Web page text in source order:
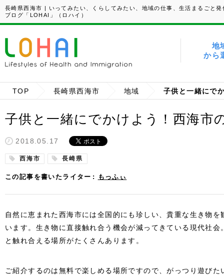
長崎県西海市 | いってみたい、くらしてみたい、地域の仕事、生活まるごと発
ブログ「LOHAI」（ロハイ）
地
から
TOP 長崎県西海市 地域
子供と一緒にでかけよう！西海市
2018.05.17
西海市 長崎県
この記事を書いたライター もっふぃ
自然に恵まれた西海市には全国的にも珍しい、貴重な生き物
います。生き物に直接触れ合う機会が減ってきている現代社
と触れ合える場所がたくさんあります。
ご紹介するのは無料で楽しめる場所ですので、がっつり遊び